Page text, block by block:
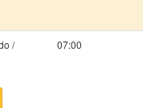
/
07:00